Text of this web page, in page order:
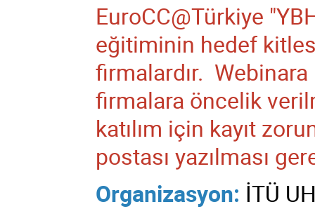
EuroCC@Türkiye
eğitiminin hedef
firmalardır. Webinara
firmalara öncelik
katılım için kayıt
postası yazılması
Organizasyon: İTÜ